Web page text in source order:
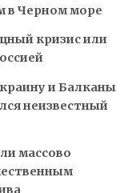
в Черном море
кризис или
и Балканы
неизвестный
массово